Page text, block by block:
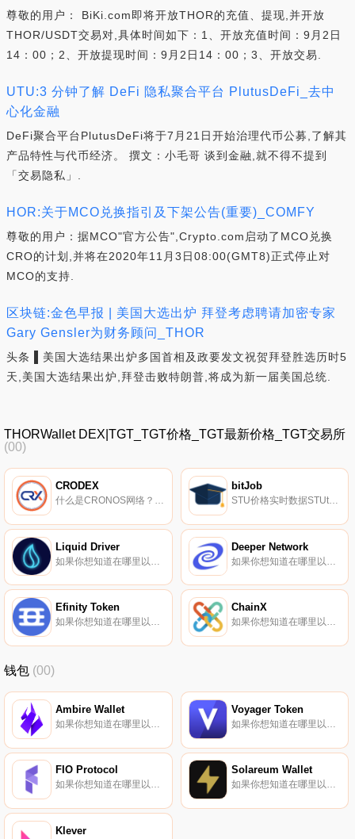
尊敬的用户： BiKi.com即将开放THOR的充值、提现,并开放
THOR/USDT交易对,具体时间如下：1、开放充值时间：9月2日
14：00；2、开放提现时间：9月2日14：00；3、开放交易.
UTU:3 分钟了解 DeFi 隐私聚合平台 PlutusDeFi_去中
心化金融
DeFi聚合平台PlutusDeFi将于7月21日开始治理代币公募,了解其
产品特性与代币经济。 撰文：小毛哥 谈到金融,就不得不提到
「交易隐私」.
HOR:关于MCO兑换指引及下架公告(重要)_COMFY
尊敬的用户：据MCO"官方公告",Crypto.com启动了MCO兑换
CRO的计划,并将在2020年11月3日08:00(GMT8)正式停止对
MCO的支持.
区块链:金色早报 | 美国大选出炉 拜登考虑聘请加密专家
Gary Gensler为财务顾问_THOR
头条 ▌美国大选结果出炉多国首相及政要发文祝贺拜登胜选历时5
天,美国大选结果出炉,拜登击败特朗普,将成为新一届美国总统.
THORWallet DEX|TGT_TGT价格_TGT最新价格_TGT交易所
(00)
CRODEX
什么是CRONOS网络？CRONOS是Crypto.com的EVM兼容网络。Crypto.com是一个支付和加密货币平台,允许用户使用加密货币进行购买、销售和支付.
bitJob
STU价格实时数据STUtJob（STU）是一种加密货币,在以太坊平台上运行。STUtJob目前的供应量为200000000,流通量为87816093.05451672。最近已知的STUtJob价格为0.0001299美元,在过去24小时内上涨了1.44美元.
Liquid Driver Deeper Network
Efinity Token
如果你想知道在哪里以当前价格购买Efinity Token,目前交易{Efinity Token]股票的顶级加密货币交易所是OKX、BTCEX、Bitget、DigiFinex和BingX。您可以在我们的加密货币交易所页面上找到其他列表.
ChainX
如果你想知道在哪里以当前价格购买ChainX,目前交易{ChainX]股票的顶级加密货币交易所是CoinW、KuCoin、Gate.io、MEXC和HotPCXt。您可以在我们的加密货币交易所页面上找到其他列表.
钱包 (00)
Ambire Wallet Voyager Token
FIO Protocol
如果你想知道在哪里以当前价格购买FIO Protocol,目前交易{FIO Protocol]股票的顶级加密货币交易所是Binance、Bitrue、BingX、SuperEx和BitMart。您可以在我们的加密货币交易所页面上找到其他列表.
Solareum Wallet
如果你想知道在哪里以当前价格购买Solareum Wallet,目前交易{Solareum Wallet]股票的顶级加密货币交易所是Raydium。您可以在我们的加密货币交易所页面上找到其他列表.
Klever